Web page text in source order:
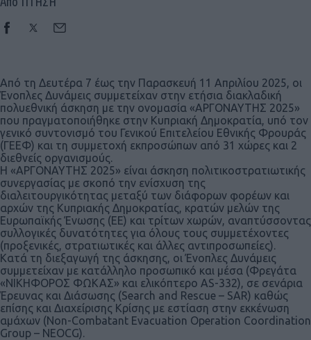
Από τη Δευτέρα 7 έως την Παρασκευή 11 Απριλίου 2025, οι
Ένοπλες Δυνάμεις συμμετείχαν στην ετήσια διακλαδική
πολυεθνική άσκηση με την ονομασία «ΑΡΓΟΝΑΥΤΗΣ 2025»
που πραγματοποιήθηκε στην Κυπριακή Δημοκρατία, υπό τον
γενικό συντονισμό του Γενικού Επιτελείου Εθνικής Φρουράς
(ΓΕΕΦ) και τη συμμετοχή εκπροσώπων από 31 χώρες και 2
διεθνείς οργανισμούς.
H «ΑΡΓΟΝΑΥΤΗΣ 2025» είναι άσκηση πολιτικοστρατιωτικής
συνεργασίας με σκοπό την ενίσχυση της
διαλειτουργικότητας μεταξύ των διάφορων φορέων και
αρχών της Κυπριακής Δημοκρατίας, κρατών μελών της
Ευρωπαϊκής Ένωσης (ΕΕ) και τρίτων χωρών, αναπτύσσοντας
συλλογικές δυνατότητες για όλους τους συμμετέχοντες
(προξενικές, στρατιωτικές και άλλες αντιπροσωπείες).
Κατά τη διεξαγωγή της άσκησης, οι Ένοπλες Δυνάμεις
συμμετείχαν με κατάλληλο προσωπικό και μέσα (Φρεγάτα
«ΝΙΚΗΦΟΡΟΣ ΦΩΚΑΣ» και ελικόπτερο AS-332), σε σενάρια
Έρευνας και Διάσωσης (Search and Rescue – SAR) καθώς
επίσης και Διαχείρισης Κρίσης με εστίαση στην εκκένωση
αμάχων (Non-Combatant Evacuation Operation Coordination
Group – NEOCG).